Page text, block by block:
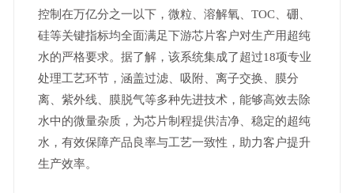
控制在万亿分之一以下，微粒、溶解氧、TOC、硼、
硅等关键指标均全面满足下游芯片客户对生产用超纯
水的严格要求。据了解，该系统集成了超过18项专业
处理工艺环节，涵盖过滤、吸附、离子交换、膜分
离、紫外线、膜脱气等多种先进技术，能够高效去除
水中的微量杂质，为芯片制程提供洁净、稳定的超纯
水，有效保障产品良率与工艺一致性，助力客户提升
生产效率。